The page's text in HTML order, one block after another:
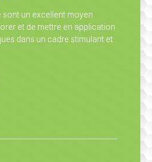
un excellent moyen
et de mettre en application
dans un cadre stimulant et